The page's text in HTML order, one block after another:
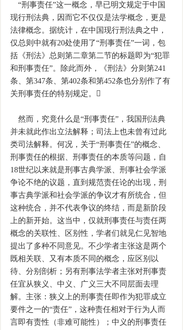
“刑事责任”这一概念，早已明文规定于中国
现行刑法典，因而它不仅仅是法学概念，更是
法律概念。据统计，在中国现行刑法典之中，
仅总则中就有20处使用了“刑事责任”一词，包
括《刑法》总则第二章第二节的标题即为“犯罪
和刑事责任”。除此而外，《刑法》分则第241
条、第347条、第402条和第452条也分别作了有
关刑事责任的特别规定。
然而，究竟什么是“刑事责任”，我国刑法典
并未就此作出立法解释；司法上也未曾有过此
类司法解释。何况，关于“刑事责任”的概念、
刑事责任的根据、刑事责任的本质等问题，自
18世纪以来就是刑事古典学派、刑事社会学派
争论不绝的议题，直到规范责任论的出现，刑
事古典学派和社会学派的争议才有所统合，但
这种统合，并不代表争议的终结，而是新阶段
上的新开始。这当中，仅就刑事责任与责任两
概念的关联性、区别性，学者们就见仁见智地
提出了多种不同意见。不少学者主张这是两个
既相关联、又有本质不同的概念，应区别以
待、分别剖析；另有刑事法学者主张对刑事责
任宜从狭义、中义、广义三大不同层面去理
解。主张：狭义上的刑事责任即作为犯罪成立
要件之一的“责任”，这种责任相对于行为人而
言即有责性（非难可能性）；中义的刑事责任